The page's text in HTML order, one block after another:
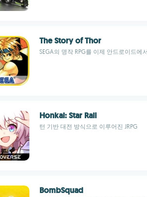
The Story of Thor
SEGA의 명작 RPG를 이제 안드로이드에
Honkai: Star Rail
턴 기반 대전 방식으로 이루어진 JRPG
BombSquad